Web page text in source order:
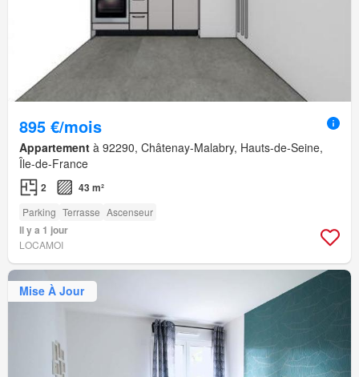
895 €/mois
Appartement à 92290, Châtenay-Malabry, Hauts-de-Seine,
Île-de-France
2 43 m²
Parking Terrasse Ascenseur
Il y a 1 jour
LOCAMOI
Mise À Jour